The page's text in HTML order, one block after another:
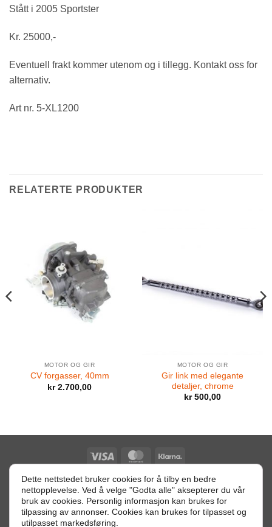
Stått i 2005 Sportster
Kr. 25000,-
Eventuell frakt kommer utenom og i tillegg. Kontakt oss for
alternativ.
Art nr. 5-XL1200
RELATERTE PRODUKTER
MOTOR OG GIR
CV forgasser, 40mm
kr2.700,00
MOTOR OG GIR
Gir link med elegante
detaljer, chrome
kr500,00
Visa MasterCard
Retur betingelser
Orgnr: 996113299 MVA - Heggstadmoen 2, 7080 HEIMDAL -
Dette nettstedet bruker cookies for å tilby en bedre
nettopplevelse. Ved å velge "Godta alle" aksepterer du vår
bruk av cookies. Personlig informasjon kan brukes for
tilpassing av annonser. Cookies kan brukes for tilpasset og
utilpasset markedsføring.